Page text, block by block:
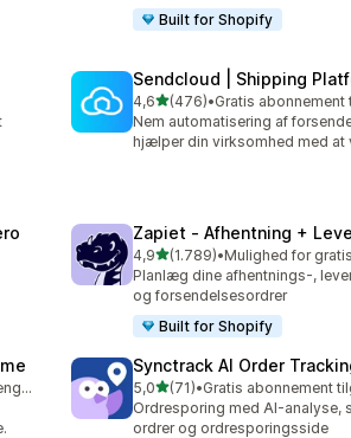
Built for Shopify
Sendcloud | Shipping
4,6ud af 5 stjerner
(476)
476 anmeldelser i alt
•
Nem automatisering af
hjælper din virksomhed med at
Zapiet ‑ Afhentning +
4,9ud af 5 stjerner
(1.789)
1789 anmeldelser i alt
•
Planlæg dine afhentnings-,
og forsendelsesordrer
Built for Shopify
Gratis abonnement tilgængeligt
Synctrack AI Order
5,0ud af 5 stjerner
(71)
71 anmeldelser i alt
•
Ordresporing med AI-analyse,
ordrer og ordresporingsside